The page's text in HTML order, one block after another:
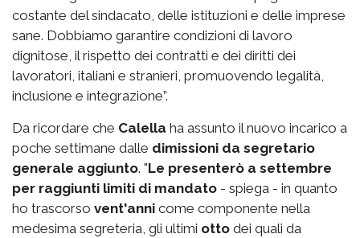
costante del sindacato, delle istituzioni e delle imprese
sane. Dobbiamo garantire condizioni di lavoro
dignitose, il rispetto dei contratti e dei diritti dei
lavoratori, italiani e stranieri, promuovendo legalità,
inclusione e integrazione”.
Da ricordare che Calella ha assunto il nuovo incarico a
poche settimane dalle dimissioni da segretario
generale aggiunto. "Le presenterò a settembre
per raggiunti limiti di mandato - spiega - in quanto
ho trascorso vent'anni come componente nella
medesima segreteria, gli ultimi otto dei quali da